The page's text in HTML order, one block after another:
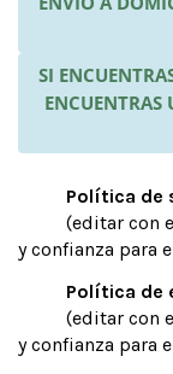
SI
ENCUENTRAS
Política de
(editar con
y confianza para
Política de
(editar con
y confianza para